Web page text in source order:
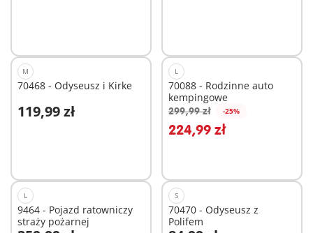
M
70468 - Odyseusz i Kirke
119,99 zł
L
70088 - Rodzinne auto
kempingowe
299,99 zł -25%
224,99 zł
L
9464 - Pojazd ratowniczy
straży pożarnej
S
70470 - Odyseusz z
Polifem